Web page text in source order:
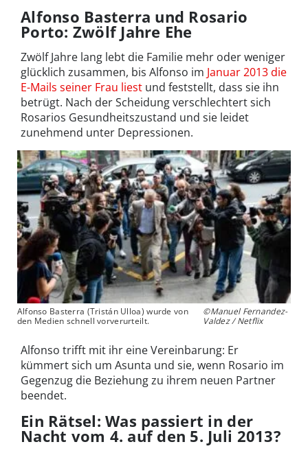
Alfonso Basterra und Rosario
Porto: Zwölf Jahre Ehe
Zwölf Jahre lang lebt die Familie mehr oder weniger
glücklich zusammen, bis Alfonso im Januar 2013 die
E-Mails seiner Frau liest und feststellt, dass sie ihn
betrügt. Nach der Scheidung verschlechtert sich
Rosarios Gesundheitszustand und sie leidet
zunehmend unter Depressionen.
Alfonso Basterra (Tristán Ulloa) wurde von
den Medien schnell vorverurteilt.
©Manuel Fernandez-
Valdez / Netflix
Alfonso trifft mit ihr eine Vereinbarung: Er
kümmert sich um Asunta und sie, wenn Rosario im
Gegenzug die Beziehung zu ihrem neuen Partner
beendet.
Ein Rätsel: Was passiert in der
Nacht vom 4. auf den 5. Juli 2013?